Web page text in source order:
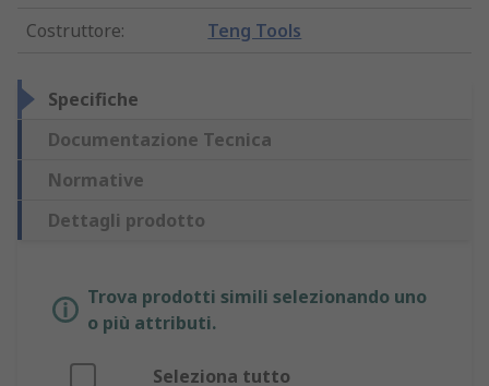
Costruttore: Teng Tools
Specifiche
Documentazione Tecnica
Normative
Dettagli prodotto
Trova prodotti simili selezionando uno
o più attributi.
Seleziona tutto